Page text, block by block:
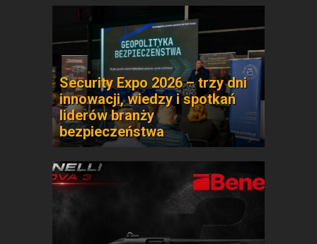
Security Expo 2026 – trzy dni
innowacji, wiedzy i spotkań
liderów branży
bezpieczeństwa